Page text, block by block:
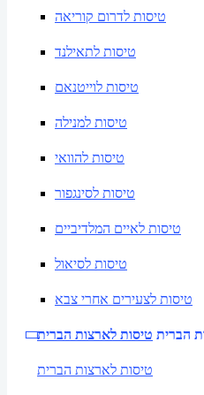
טיסות לדרום קוריאה
טיסות לתאילנד
טיסות לוייטנאם
טיסות למנילה
טיסות להוואי
טיסות לסינגפור
טיסות לאיים המלדיביים
טיסות לסיאול
טיסות לצעירים אחרי צבא
הברית טיסות לארצות הברית
טיסות לארצות הברית